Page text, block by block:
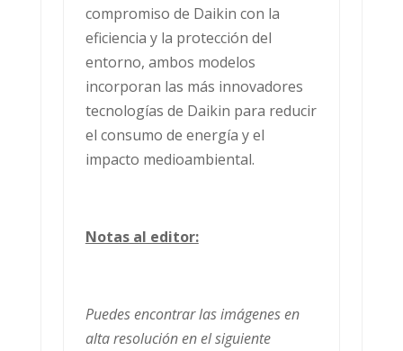
compromiso de Daikin con la
eficiencia y la protección del
entorno, ambos modelos
incorporan las más innovadores
tecnologías de Daikin para reducir
el consumo de energía y el
impacto medioambiental.
Notas al editor:
Puedes encontrar las imágenes en
alta resolución en el siguiente